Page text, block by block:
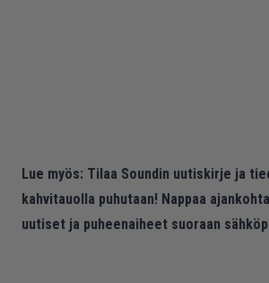
Lue myös: Tilaa Soundin uutiskirje ja
kahvitauolla puhutaan! Nappaa
uutiset ja puheenaiheet suoraan